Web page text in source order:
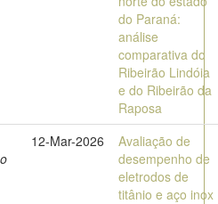
do Paraná:
análise
comparativa do
Ribeirão Lindóia
e do Ribeirão da
Raposa
12-Mar-2026
Avaliação de
desempenho de
eletrodos de
titânio e aço inox